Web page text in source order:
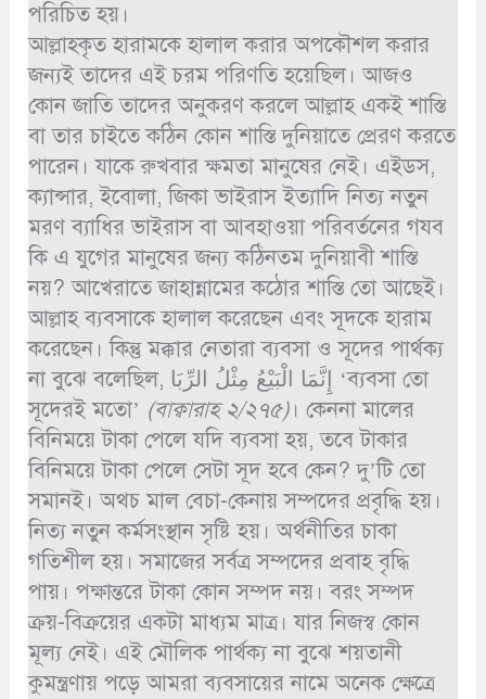
পরিচিত হয়।
আল্লাহকৃত হারামকে হালাল করার অপকৌশল করার
জন্যই তাদের এই চরম পরিণতি হয়েছিল। আজও
কোন জাতি তাদের অনুকরণ করলে আল্লাহ একই শাস্তি
বা তার চাইতে কঠিন কোন শাস্তি দুনিয়াতে প্রেরণ করতে
পারেন। যাকে রুখবার ক্ষমতা মানুষের নেই। এইডস,
ক্যান্সার, ইবোলা, জিকা ভাইরাস ইত্যাদি নিত্য নতুন
মরণ ব্যাধির ভাইরাস বা আবহাওয়া পরিবর্তনের গযব
কি এ যুগের মানুষের জন্য কঠিনতম দুনিয়াবী শাস্তি
নয়? আখেরাতে জাহান্নামের কঠোর শাস্তি তো আছেই।
আল্লাহ ব্যবসাকে হালাল করেছেন এবং সূদকে হারাম
করেছেন। কিন্তু মক্কার নেতারা ব্যবসা ও সূদের পার্থক্য
না বুঝে বলেছিল, إِنَّمَا الْبَيْعُ مِثْلُ الرِّبَا ‘ব্যবসা তো
সূদেরই মতো’ (বাক্বারাহ ২/২৭৫) । কেননা মালের
বিনিময়ে টাকা পেলে যদি ব্যবসা হয়, তবে টাকার
বিনিময়ে টাকা পেলে সেটা সূদ হবে কেন? দু’টি তো
সমানই। অথচ মাল বেচা-কেনায় সম্পদের প্রবৃদ্ধি হয়।
নিত্য নতুন কর্মসংস্থান সৃষ্টি হয়। অর্থনীতির চাকা
গতিশীল হয়। সমাজের সর্বত্র সম্পদের প্রবাহ বৃদ্ধি
পায়। পক্ষান্তরে টাকা কোন সম্পদ নয়। বরং সম্পদ
ক্রয়-বিক্রয়ের একটা মাধ্যম মাত্র। যার নিজস্ব কোন
মূল্য নেই। এই মৌলিক পার্থক্য না বুঝে শয়তানী
কুমন্ত্রণায় পড়ে আমরা ব্যবসায়ের নামে অনেক ক্ষেত্রে